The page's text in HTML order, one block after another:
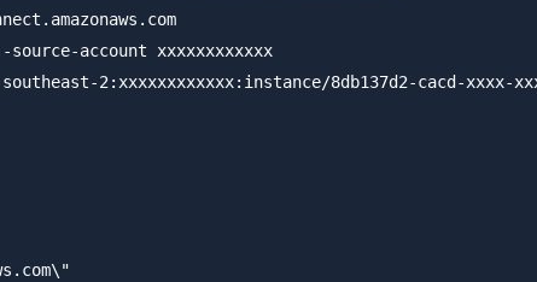
account xxxxxxxxxxxx
2:xxxxxxxxxxxx:instance/8db137d2-cacd-xxxx-